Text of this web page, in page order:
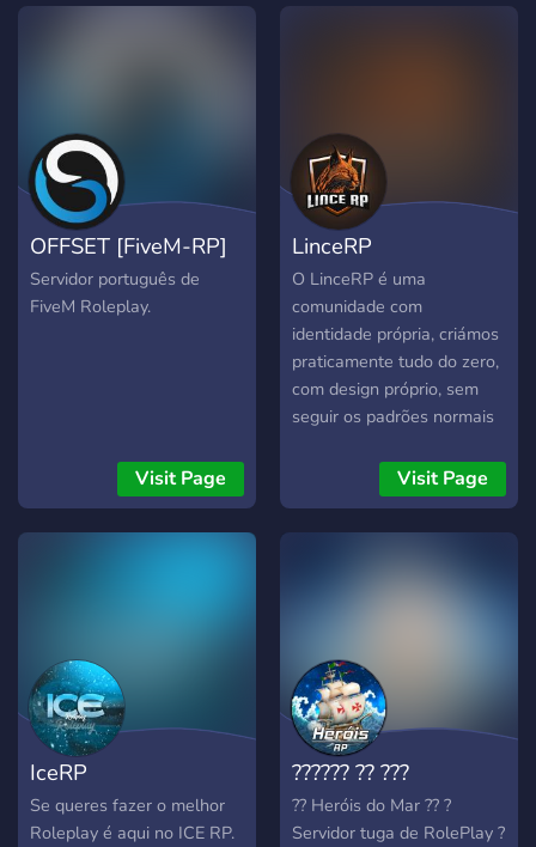
OFFSET [FiveM-RP]
Servidor português de
FiveM Roleplay.
Visit Page
LinceRP
O LinceRP é uma
comunidade com
identidade própria, criámos
praticamente tudo do zero,
com design próprio, sem
seguir os padrões normais
portugueses.
Visit Page
IceRP
Se queres fazer o melhor
Roleplay é aqui no ICE RP.
?????? ?? ???
?? Heróis do Mar ?? ?
Servidor tuga de RolePlay ?